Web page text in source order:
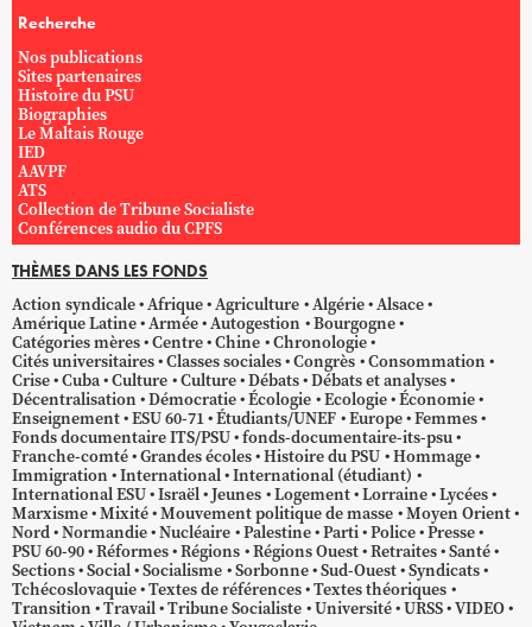
Recherche
Nos publications
Sites partenaires
Histoire du PSU
Biographies
Le Maltais Rouge
IED
AAVPF
ATS
Collection de Tribune Socialiste
Conférences audio du CPFS
THÈMES DANS LES FONDS
Action syndicale Afrique Agriculture Algérie Alsace
Amérique Latine Armée Autogestion
Bourgogne
Catégories mères Centre Chine Chronologie
Cités universitaires Classes sociales Congrès Consommation
Crise Cuba Culture Culture Débats Débats et analyses
Décentralisation Démocratie Écologie Ecologie Économie
Enseignement ESU 60-71 Étudiants/UNEF Europe Femmes
Fonds documentaire ITS/PSU fonds-documentaire-its-psu
Franche-comté Grandes écoles Histoire du PSU Hommage
Immigration International International (étudiant)
International ESU Israël Jeunes Logement Lorraine Lycées
Marxisme Mixité Mouvement politique de masse Moyen Orient
Nord Normandie Nucléaire Palestine Parti Police Presse
PSU 60-90 Réformes Régions Régions Ouest Retraites Santé
Sections Social Socialisme Sorbonne Sud-Ouest Syndicats
Tchécoslovaquie Textes de références Textes théoriques
Transition Travail Tribune Socialiste Université URSS VIDEO